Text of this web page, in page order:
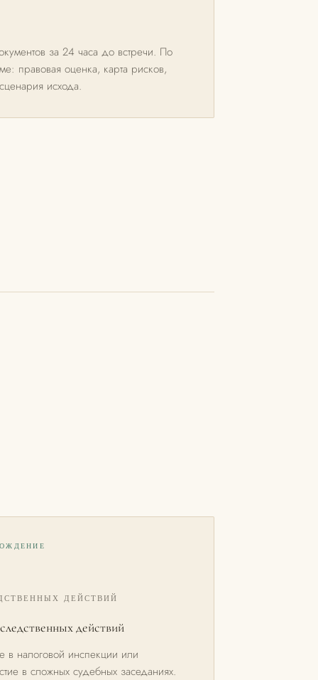
за 24 часа до встречи. По
правовая оценка, карта рисков,
исхода.
ДЕЙСТВИЙ
действий
налоговой инспекции или
в сложных судебных заседаниях.